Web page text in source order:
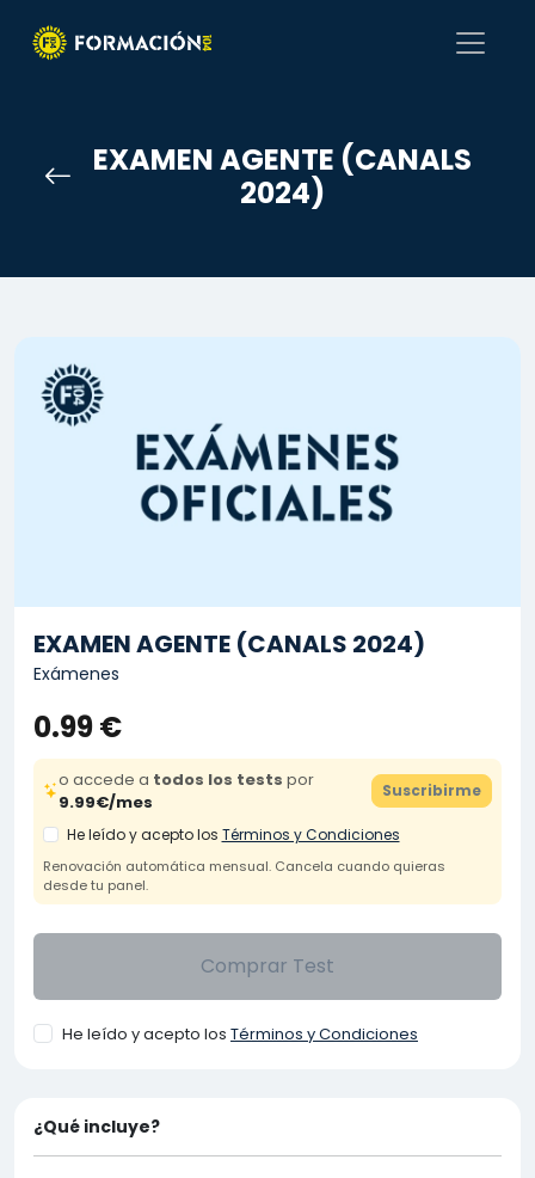
EXAMEN AGENTE (CANALS
2024)
EXAMEN AGENTE (CANALS 2024)
Exámenes
0.99 €
o accede a todos los tests por
9.99€/mes
Suscribirme
He leído y acepto los Términos y Condiciones
Renovación automática mensual. Cancela cuando quieras
desde tu panel.
Comprar Test
He leído y acepto los Términos y Condiciones
¿Qué incluye?